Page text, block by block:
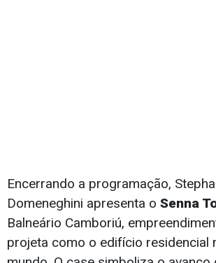
Encerrando a programação,
Domeneghini apresenta o Senna
Balneário Camboriú,
projeta como o edifício residencial